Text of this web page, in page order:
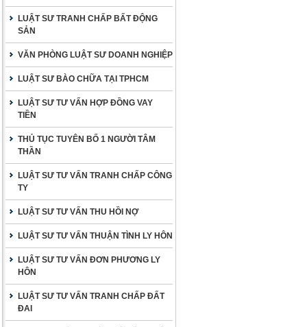
LUẬT SƯ TRANH CHẤP BẤT ĐỘNG
SẢN
VĂN PHÒNG LUẬT SƯ DOANH NGHIỆP
LUẬT SƯ BÀO CHỮA TẠI TPHCM
LUẬT SƯ TƯ VẤN HỢP ĐỒNG VAY
TIỀN
THỦ TỤC TUYÊN BỐ 1 NGƯỜI TÂM
THẦN
LUẬT SƯ TƯ VẤN TRANH CHẤP CÔNG
TY
LUẬT SƯ TƯ VẤN THU HỒI NỢ
LUẬT SƯ TƯ VẤN THUẬN TÌNH LY HÔN
LUẬT SƯ TƯ VẤN ĐƠN PHƯƠNG LY
HÔN
LUẬT SƯ TƯ VẤN TRANH CHẤP ĐẤT
ĐAI